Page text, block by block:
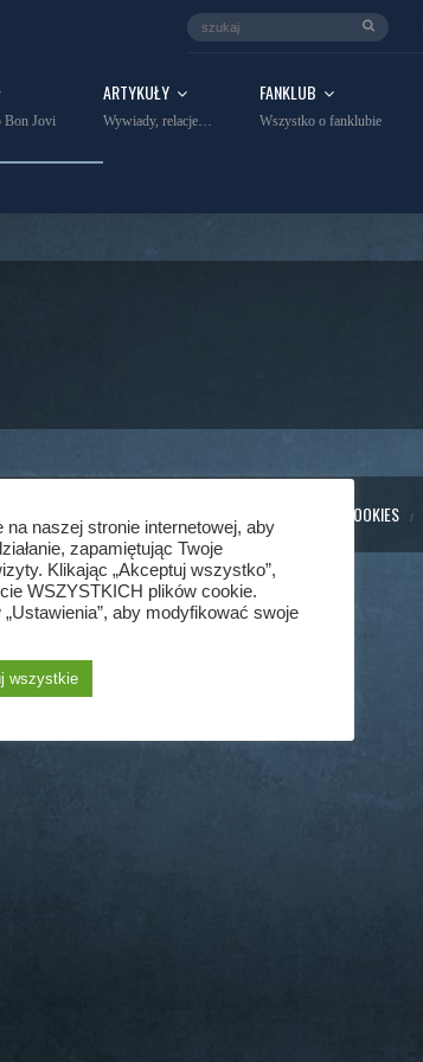
Bon Jovi
ARTYKUŁY
Wywiady, relacje…
FANKLUB
Wszystko o fanklubie
POLITYKA COOKIES
naszej stronie internetowej, aby
zapamiętując Twoje
Klikając „Akceptuj wszystko”,
WSZYSTKICH plików cookie.
aby modyfikować swoje
wszystkie